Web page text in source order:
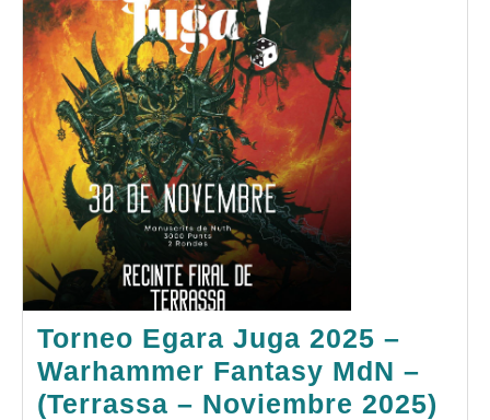
2026)
Torneo Egara Juga 2025 –
Warhammer Fantasy MdN –
(Terrassa – Noviembre 2025)